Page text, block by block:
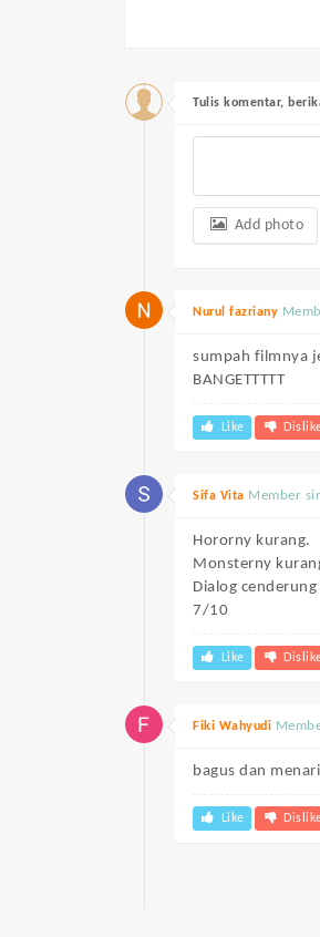
Tulis komentar,
Add photo
Nurul fazriany
sumpah filmnya
BANGETTTTT
Like
Sifa Vita Member
Hororny kurang.
Monsterny
Dialog
7/10
Like
Fiki Wahyudi
bagus dan
Like